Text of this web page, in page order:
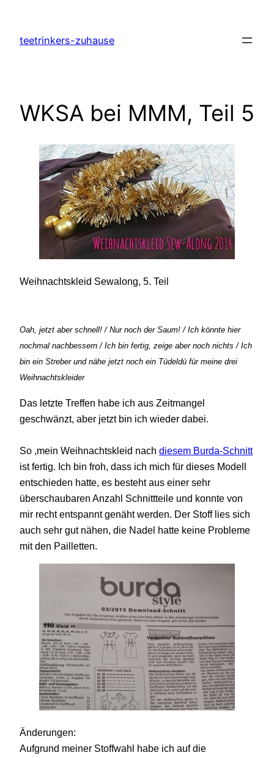
springen
teetrinkers-zuhause
WKSA bei MMM, Teil 5
Weihnachtskleid Sewalong, 5. Teil
Oah, jetzt aber schnell! / Nur noch der Saum! / Ich könnte hier
nochmal nachbessern / Ich bin fertig, zeige aber noch nichts / Ich
bin ein Streber und nähe jetzt noch ein Tüdeldü für meine drei
Weihnachtskleider
Das letzte Treffen habe ich aus Zeitmangel
geschwänzt, aber jetzt bin ich wieder dabei.
So ,mein Weihnachtskleid nach diesem Burda-Schnitt
ist fertig. Ich bin froh, dass ich mich für dieses Modell
entschieden hatte, es besteht aus einer sehr
überschaubaren Anzahl Schnittteile und konnte von
mir recht entspannt genäht werden. Der Stoff lies sich
auch sehr gut nähen, die Nadel hatte keine Probleme
mit den Pailletten.
Änderungen:
Aufgrund meiner Stoffwahl habe ich auf die